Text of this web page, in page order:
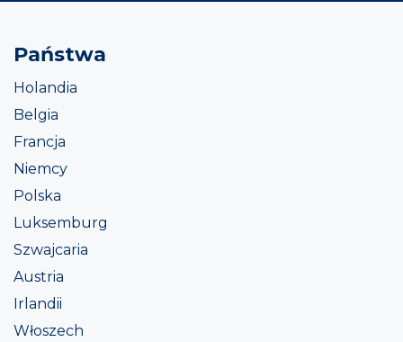
Państwa
Holandia
Belgia
Francja
Niemcy
Polska
Luksemburg
Szwajcaria
Austria
Irlandii
Włoszech